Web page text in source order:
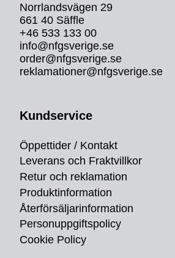
Norrlandsvägen 29
661 40 Säffle
+46 533 133 00
info@nfgsverige.se
order@nfgsverige.se
reklamationer@nfgsverige.se
Kundservice
Öppettider / Kontakt
Leverans och Fraktvillkor
Retur och reklamation
Produktinformation
Återförsäljarinformation
Personuppgiftspolicy
Cookie Policy